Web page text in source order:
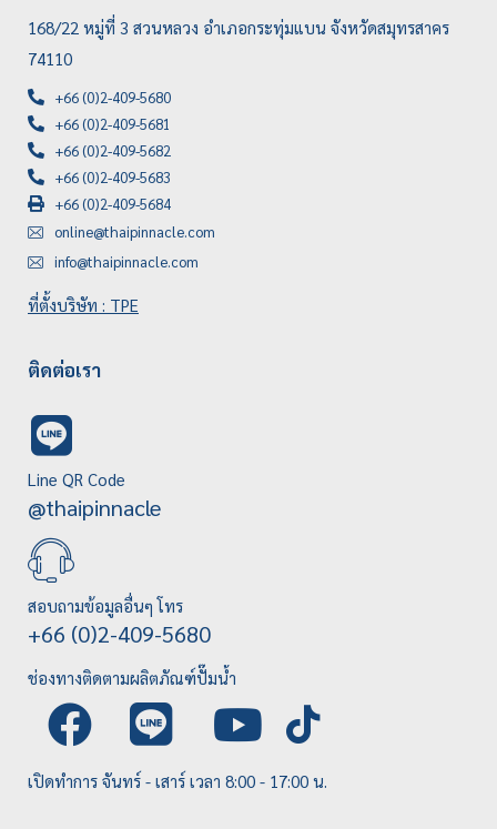
168/22 หมู่ที่ 3 สวนหลวง อำเภอกระทุ่มแบน จังหวัดสมุทรสาคร
74110
+66 (0)2-409-5680
+66 (0)2-409-5681
+66 (0)2-409-5682
+66 (0)2-409-5683
+66 (0)2-409-5684
online@thaipinnacle.com
info@thaipinnacle.com
ที่ตั้งบริษัท : TPE
ติดต่อเรา
Line QR Code
@thaipinnacle
สอบถามข้อมูลอื่นๆ โทร
+66 (0)2-409-5680
ช่องทางติดตามผลิตภัณฑ์ปั๊มน้ำ
เปิดทำการ จันทร์ - เสาร์ เวลา 8:00 - 17:00 น.